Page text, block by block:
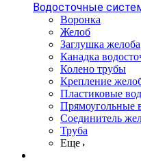
Водосточные
Воронка
Желоб
Заглушка желоба
Канадка
Колено трубы
Крепление
Пластиковые
Прямоугольные
Соединитель
Труба
Еще